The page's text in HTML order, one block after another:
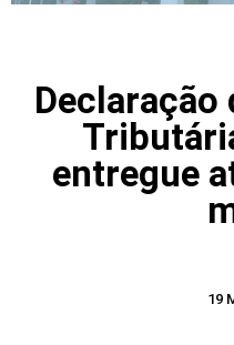
Declaração
entregue
19